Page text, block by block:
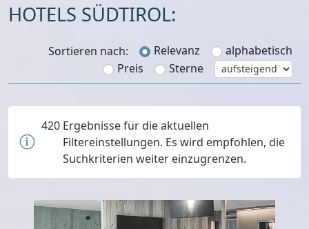
HOTELS SÜDTIROL:
Sortieren nach: Relevanz
alphabetisch
Preis
Sterne
420 Ergebnisse für die aktuellen
Filtereinstellungen. Es wird empfohlen, die
Suchkriterien weiter einzugrenzen.